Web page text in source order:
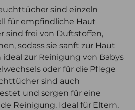
sind einzeln
für empfindliche Haut
sind frei von Duftstoffen,
sodass sie sanft zur Haut
ideal zur Reinigung von Babys
oder für die Pflege
sind auch
und sorgen für eine
Reinigung. Ideal für Eltern,